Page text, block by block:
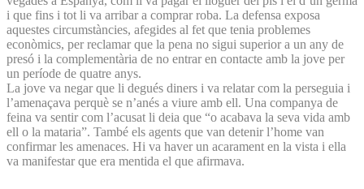
i que fins i tot li va arribar a comprar roba. La defensa exposa
aquestes circumstàncies, afegides al fet que tenia problemes
econòmics, per reclamar que la pena no sigui superior a un any de
presó i la complementària de no entrar en contacte amb la jove per
un període de quatre anys.
La jove va negar que li degués diners i va relatar com la perseguia i
l’amenaçava perquè se n’anés a viure amb ell. Una companya de
feina va sentir com l’acusat li deia que “o acabava la seva vida amb
ell o la mataria”. També els agents que van detenir l’home van
confirmar les amenaces. Hi va haver un acarament en la vista i ella
va manifestar que era mentida el que afirmava.